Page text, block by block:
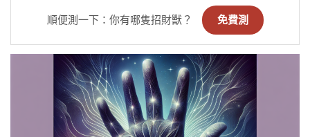
順便測一下：你有哪隻招財獸？ 免費測